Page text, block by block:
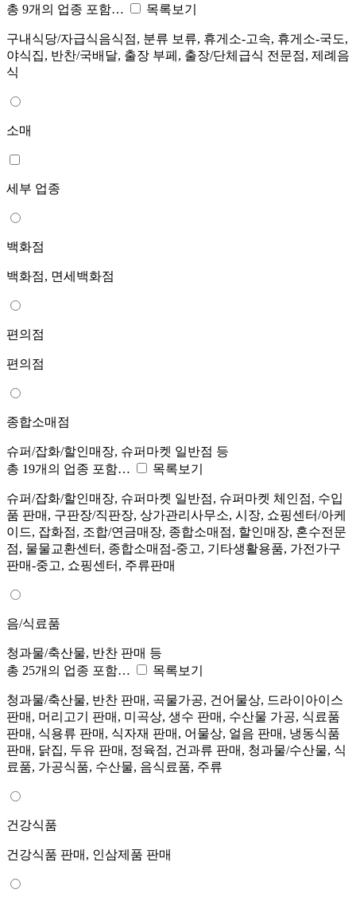
총 9개의 업종 포함…
목록보기
구내식당/자급식음식점, 분류 보류, 휴게소-고속, 휴게소-국도,
야식집, 반찬/국배달, 출장 부페, 출장/단체급식 전문점, 제례음
식
소매
세부 업종
백화점
백화점, 면세백화점
편의점
편의점
종합소매점
슈퍼/잡화/할인매장, 슈퍼마켓 일반점 등
총 19개의 업종 포함…
목록보기
슈퍼/잡화/할인매장, 슈퍼마켓 일반점, 슈퍼마켓 체인점, 수입
품 판매, 구판장/직판장, 상가관리사무소, 시장, 쇼핑센터/아케
이드, 잡화점, 조합/연금매장, 종합소매점, 할인매장, 혼수전문
점, 물물교환센터, 종합소매점-중고, 기타생활용품, 가전가구
판매-중고, 쇼핑센터, 주류판매
음/식료품
청과물/축산물, 반찬 판매 등
총 25개의 업종 포함…
목록보기
청과물/축산물, 반찬 판매, 곡물가공, 건어물상, 드라이아이스
판매, 머리고기 판매, 미곡상, 생수 판매, 수산물 가공, 식료품
판매, 식용류 판매, 식자재 판매, 어물상, 얼음 판매, 냉동식품
판매, 닭집, 두유 판매, 정육점, 건과류 판매, 청과물/수산물, 식
료품, 가공식품, 수산물, 음식료품, 주류
건강식품
건강식품 판매, 인삼제품 판매